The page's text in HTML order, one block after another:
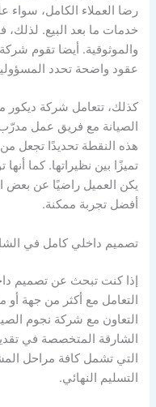
رضا العملاء الكامل، سواء
خدمات ما بعد البيع. لذلك،
والموثوقية. أيضا تقوم
عقود واضحة تحدد
كذلك، تتعامل شركة
الصيانة مع فريق عمل
هذه النقطة تحديدًا تجعل
تميزًا بين نظيراتها. كما
يكن العميل راضيًا عن بعض
أفضل تجربة ممكنة.
تصميم داخلي كامل في
إذا كنت تبحث عن تصميم
التعامل مع أكثر من جهة أو
التعاون مع شركة نجوم
الشارقة المتخصصة في
التي تشمل كافة مراحل
التسليم النهائي.